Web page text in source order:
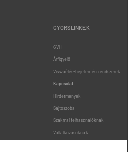
GYORSLINKEK
GVH
Árfigyelő
Visszaélés-bejelentési rendszerek
Kapcsolat
Hirdetmények
Sajtószoba
Szakmai felhasználóknak
Vállalkozásoknak